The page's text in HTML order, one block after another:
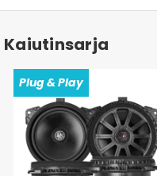
Kaiutinsarja
Plug & Play